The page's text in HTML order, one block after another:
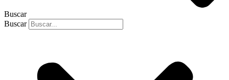
Buscar
Buscar